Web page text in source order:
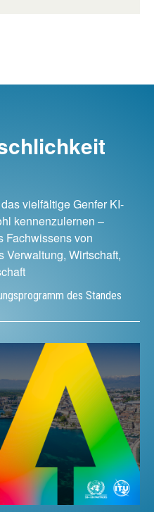
vielfältige Genfer KI-
kennenzulernen –
Fachwissens von
Verwaltung, Wirtschaft,
des Standes